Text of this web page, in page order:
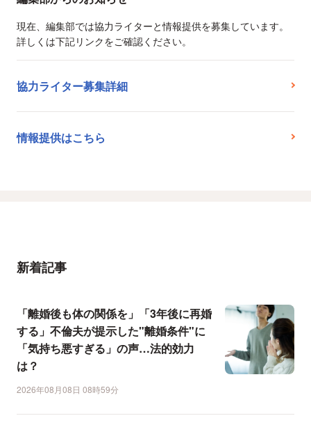
現在、編集部では協力ライターと情報提供を募集しています。
詳しくは下記リンクをご確認ください。
協力ライター募集詳細
情報提供はこちら
新着記事
「離婚後も体の関係を」「3年後に再婚
する」不倫夫が提示した"離婚条件"に
「気持ち悪すぎる」の声…法的効力
は？
2026年08月08日 08時59分